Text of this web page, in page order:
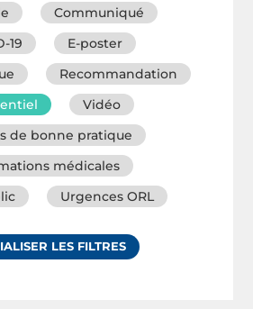
Communiqué
19
E-poster
Recommandation
Vidéo
de bonne pratique
médicales
Urgences ORL
LES FILTRES